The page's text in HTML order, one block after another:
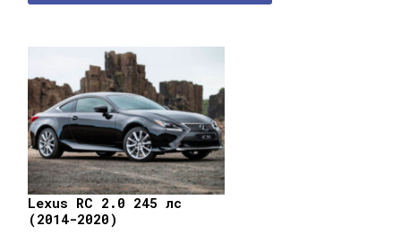
Lexus RC 2.0 245 лс
(2014-2020)